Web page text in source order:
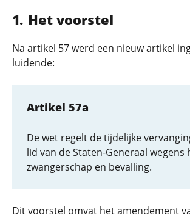
Het voorstel
Na artikel 57 werd een nieuw artikel
luidende:
Artikel 57a
De wet regelt de tijdelijke
lid van de Staten-Generaal wegens
zwangerschap en bevalling.
Dit voorstel omvat het amendement